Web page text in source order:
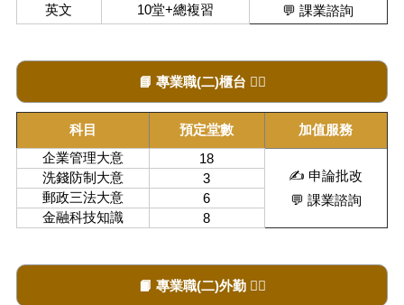
💬 課業諮詢
英文 10堂+總複習
📘 專業職(二)櫃台 👍🏻
科目 預定堂數
加值服務
企業管理大意
18
✍️ 申論批改
💬 課業諮詢
洗錢防制大意
3
郵政三法大意
6
金融科技知識
8
📙 專業職(二)外勤 👍🏻